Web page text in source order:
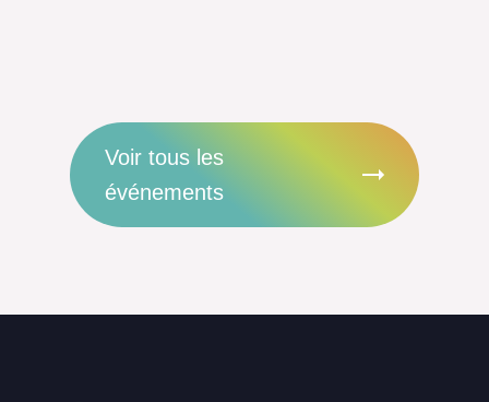
Voir tous les
événements